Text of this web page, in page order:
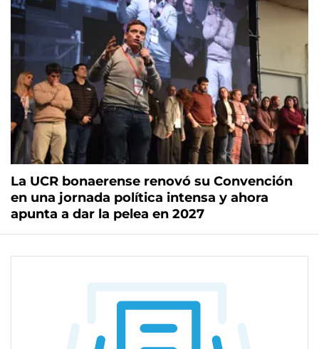
La UCR bonaerense renovó su Convención
en una jornada política intensa y ahora
apunta a dar la pelea en 2027